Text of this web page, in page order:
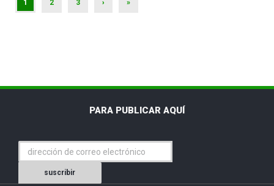
1 (CURRENT)
2 3 › »
PARA PUBLICAR AQUÍ
suscribir